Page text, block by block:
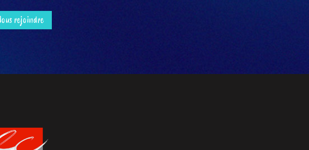
rejoindre
cookies GDPR